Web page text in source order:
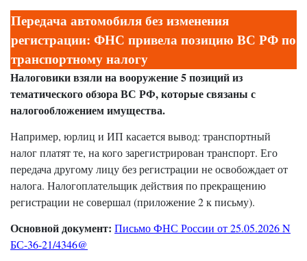
Передача автомобиля без изменения
регистрации: ФНС привела позицию ВС РФ по
транспортному налогу
Налоговики взяли на вооружение 5 позиций из
тематического обзора ВС РФ, которые связаны с
налогообложением имущества.
Например, юрлиц и ИП касается вывод: транспортный
налог платят те, на кого зарегистрирован транспорт. Его
передача другому лицу без регистрации не освобождает от
налога. Налогоплательщик действия по прекращению
регистрации не совершал (приложение 2 к письму).
Основной документ: Письмо ФНС России от 25.05.2026 N
БС-36-21/4346@